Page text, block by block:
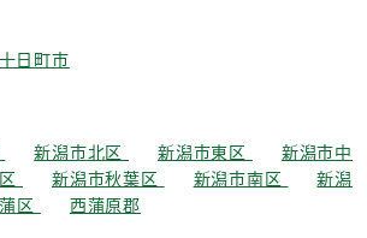
十日町市
新潟市北区 新潟市東区
新潟市中
新潟市秋葉区 新潟市南区
新潟
区 西蒲原郡